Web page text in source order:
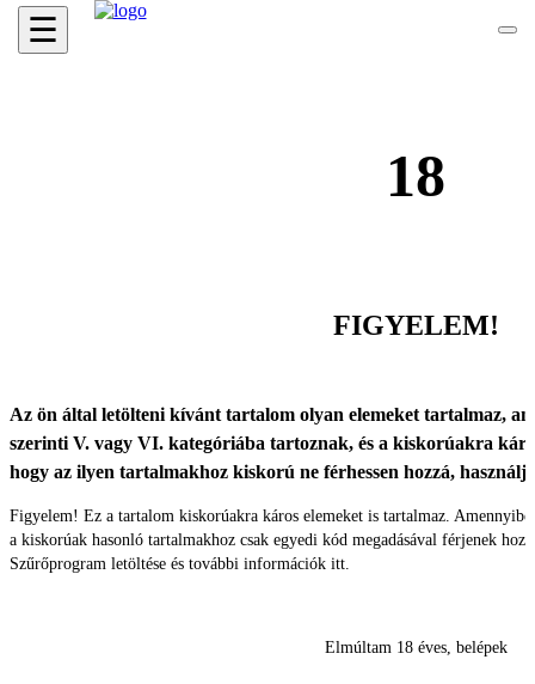
☰
18
FIGYELEM!
Az ön által letölteni kívánt tartalom olyan elemeket tartalmaz,
szerinti V. vagy VI. kategóriába tartoznak, és a kiskorúakra
hogy az ilyen tartalmakhoz kiskorú ne férhessen hozzá,
Figyelem! Ez a tartalom kiskorúakra káros elemeket is tartalmaz.
a kiskorúak hasonló tartalmakhoz csak egyedi kód megadásával férjenek
Szűrőprogram letöltése és további információk itt.
Elmúltam 18 éves, belépek